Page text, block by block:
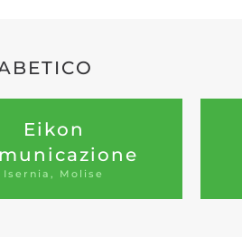
Eikon
Isernia, Molise